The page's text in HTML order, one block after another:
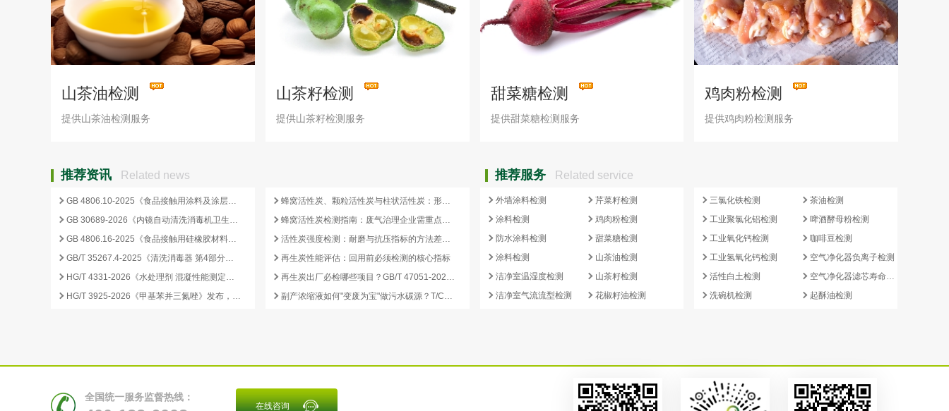
山茶油检测
提供山茶油检测服务
山茶籽检测
提供山茶籽检测服务
甜菜糖检测
提供甜菜糖检测服务
鸡肉粉检测
提供鸡肉粉检测服务
推荐资讯 Related news 推荐服务 Related service
GB 4806.10-2025《食品接触用涂料及涂层》标准核心变化解析
GB 30689-2026《内镜自动清洗消毒机卫生要求》解读与检测合规要点
GB 4806.16-2025《食品接触用硅橡胶材料及制品》标准解析
GB/T 35267.4-2025《清洗消毒器 第4部分：内镜清洗消毒器》标准解读与检测项目清单
HG/T 4331-2026《水处理剂 混凝性能测定方法》发布，2026 年 12 月 1 日起实施
HG/T 3925-2026《甲基苯并三氮唑》发布，2026 年 12 月 1 日起实施
蜂窝活性炭、颗粒活性炭与柱状活性炭：形态差异与检测重点对照
蜂窝活性炭检测指南：废气治理企业需重点关注的5项核心指标
活性炭强度检测：耐磨与抗压指标的方法差异及验收意义
再生炭性能评估：回用前必须检测的核心指标
再生炭出厂必检哪些项目？GB/T 47051-2026 再生活性炭检测清单这样列
副产浓缩液如何"变废为宝"做污水碳源？T/CCEIA 0006-2026 核心解读
外墙涂料检测
涂料检测
防水涂料检测
涂料检测
洁净室温湿度检测
洁净室气流流型检测
芹菜籽检测
鸡肉粉检测
甜菜糖检测
山茶油检测
山茶籽检测
花椒籽油检测
三氯化铁检测
工业聚氯化铝检测
工业氧化钙检测
工业氢氧化钙检测
活性白土检测
洗碗机检测
茶油检测
啤酒酵母粉检测
咖啡豆检测
空气净化器负离子检测
空气净化器滤芯寿命检测
起酥油检测
全国统一服务监督热线：
在线咨询